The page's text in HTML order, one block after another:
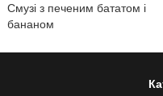
Смузі з печеним бататом і
бананом